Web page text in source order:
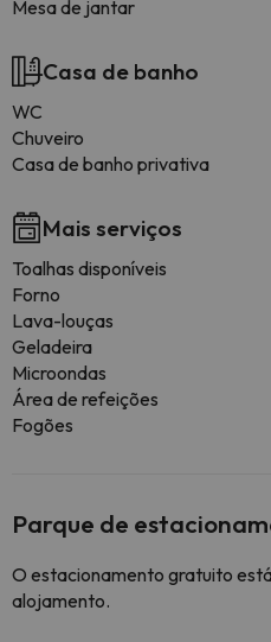
Mesa de jantar
Casa de banho
WC
Chuveiro
Casa de banho privativa
Mais serviços
Toalhas disponíveis
Forno
Lava-louças
Geladeira
Microondas
Área de refeições
Fogões
Parque de
O estacionamento gratuito
alojamento.